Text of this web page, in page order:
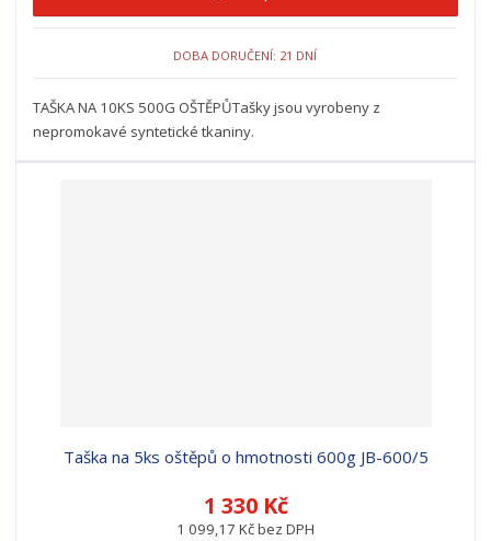
DOBA DORUČENÍ: 21 DNÍ
TAŠKA NA 10KS 500G OŠTĚPŮTašky jsou vyrobeny z
nepromokavé syntetické tkaniny.
Taška na 5ks oštěpů o hmotnosti 600g JB-600/5
1 330 Kč
1 099,17 Kč bez DPH